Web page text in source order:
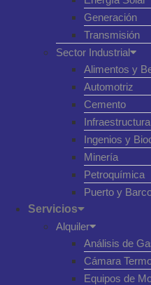
Generación
Transmisión
Sector Industrial
Alimentos y
Automotriz
Cemento
Infraestructura
Ingenios y
Minería
Petroquímica
Puerto y
Servicios
Alquiler
Análisis de
Cámara
Equipos de